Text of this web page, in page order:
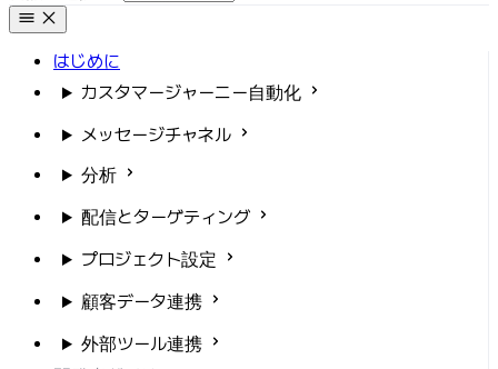
はじめに
カスタマージャーニー自動化
メッセージチャネル
分析
配信とターゲティング
プロジェクト設定
顧客データ連携
外部ツール連携